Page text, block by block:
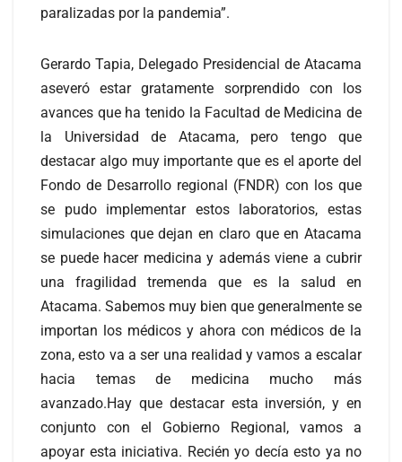
paralizadas por la pandemia”.
Gerardo Tapia, Delegado Presidencial de Atacama
aseveró estar gratamente sorprendido con los
avances que ha tenido la Facultad de Medicina de
la Universidad de Atacama, pero tengo que
destacar algo muy importante que es el aporte del
Fondo de Desarrollo regional (FNDR) con los que
se pudo implementar estos laboratorios, estas
simulaciones que dejan en claro que en Atacama
se puede hacer medicina y además viene a cubrir
una fragilidad tremenda que es la salud en
Atacama. Sabemos muy bien que generalmente se
importan los médicos y ahora con médicos de la
zona, esto va a ser una realidad y vamos a escalar
hacia temas de medicina mucho más
avanzado.Hay que destacar esta inversión, y en
conjunto con el Gobierno Regional, vamos a
apoyar esta iniciativa. Recién yo decía esto ya no